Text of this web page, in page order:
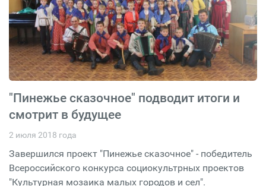
"Пинежье сказочное" подводит итоги и
смотрит в будущее
2 июля 2018 года
Завершился проект "Пинежье сказочное" - победитель
Всероссийского конкурса социокультрных проектов
"Культурная мозаика малых городов и сел".